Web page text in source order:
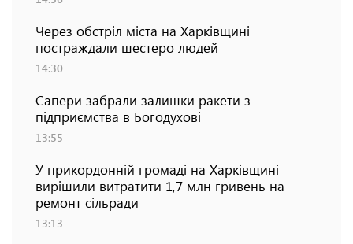
Через обстріл міста на Харківщині
постраждали шестеро людей
14:30
Сапери забрали залишки ракети з
підприємства в Богодухові
13:55
У прикордонній громаді на Харківщині
вирішили витратити 1,7 млн гривень на
ремонт сільради
13:13